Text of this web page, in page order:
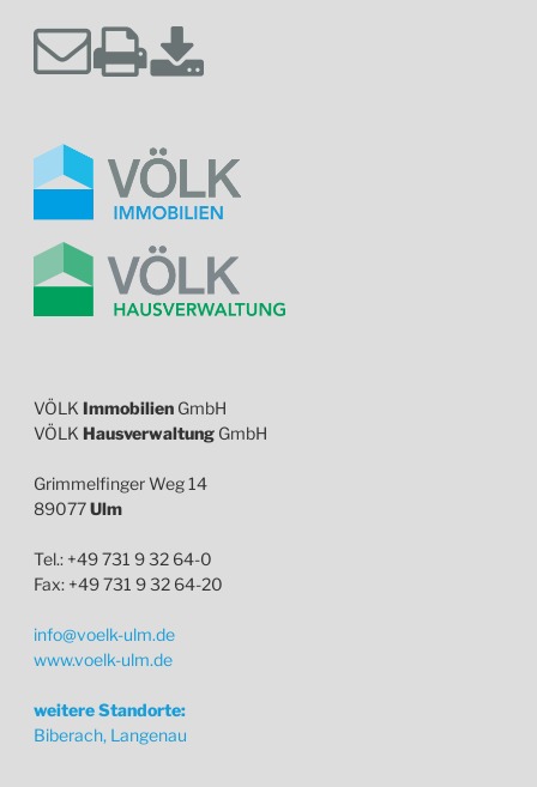
VÖLK Immobilien GmbH
VÖLK Hausverwaltung GmbH
Grimmelfinger Weg 14
89077Ulm
Tel.: +49 731 9 32 64-0
Fax: +49 731 9 32 64-20
info@voelk-ulm.de
www.voelk-ulm.de
weitere Standorte:
Biberach, Langenau